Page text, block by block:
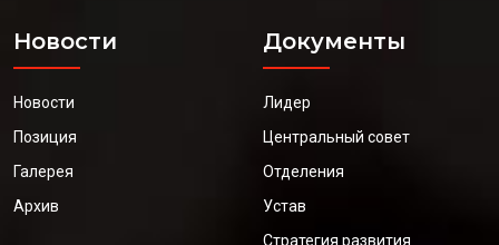
Новости
Новости
Позиция
Галерея
Архив
Документы
Лидер
Центральный совет
Отделения
Устав
Стратегия развития